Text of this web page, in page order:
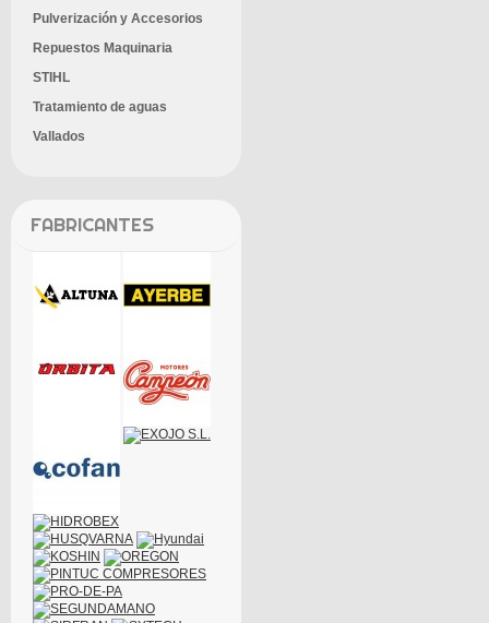
Pulverización y Accesorios
Repuestos Maquinaria
STIHL
Tratamiento de aguas
Vallados
FABRICANTES